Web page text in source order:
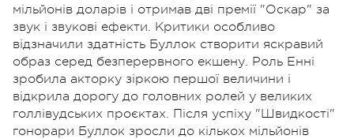
мільйонів доларів і отримав дві премії "Оскар" за
звук і звукові ефекти. Критики особливо
відзначили здатність Буллок створити яскравий
образ серед безперервного екшену. Роль Енні
зробила акторку зіркою першої величини і
відкрила дорогу до головних ролей у великих
голлівудських проєктах. Після успіху "Швидкості"
гонорари Буллок зросли до кількох мільйонів